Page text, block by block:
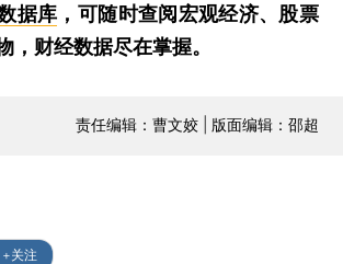
据库 ，可随时查阅宏观经济、股票
，财经数据尽在掌握。
责任编辑：曹文姣 | 版面编辑：邵超
+关注